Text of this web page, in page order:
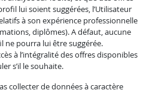
lui soient suggérées, l’Utilisateur
à son expérience professionnelle
diplômes). A défaut, aucune
pourra lui être suggérée.
à l’intégralité des offres disponibles
s’il le souhaite.
collecter de données à caractère